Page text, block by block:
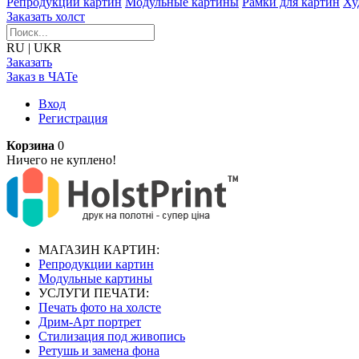
Заказать холст
RU | UKR
Заказать
Заказ в ЧАТе
Вход
Регистрация
Корзина 0
Ничего не куплено!
МАГАЗИН КАРТИН:
Репродукции картин
Модульные картины
УСЛУГИ ПЕЧАТИ:
Печать фото на холсте
Дрим-Арт портрет
Стилизация под живопись
Ретушь и замена фона